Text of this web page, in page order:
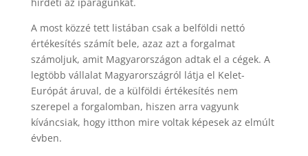
A most közzé tett listában csak a belföldi nettó
értékesítés számít bele, azaz azt a forgalmat
számoljuk, amit Magyarországon adtak el a cégek. A
legtöbb vállalat Magyarországról látja el Kelet-
Európát áruval, de a külföldi értékesítés nem
szerepel a forgalomban, hiszen arra vagyunk
kíváncsiak, hogy itthon mire voltak képesek az elmúlt
évben.